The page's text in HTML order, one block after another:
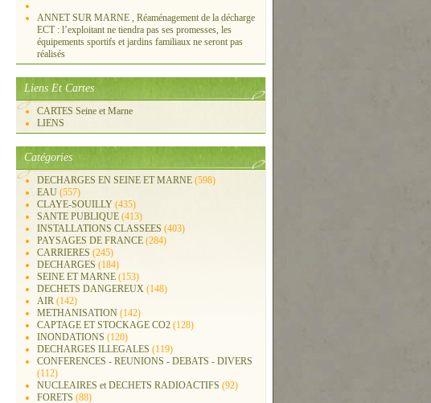
ANNET SUR MARNE , Réaménagement de la décharge
ECT : l’exploitant ne tiendra pas ses promesses, les
équipements sportifs et jardins familiaux ne seront pas
réalisés
Liens Et Cartes
CARTES Seine et Marne
LIENS
Catégories
DECHARGES EN SEINE ET MARNE (598)
EAU (557)
CLAYE-SOUILLY (435)
SANTE PUBLIQUE (413)
INSTALLATIONS CLASSEES (403)
PAYSAGES DE FRANCE (284)
CARRIERES (245)
DECHARGES (184)
SEINE ET MARNE (153)
DECHETS DANGEREUX (148)
AIR (142)
METHANISATION (142)
CAPTAGE ET STOCKAGE CO2 (128)
INONDATIONS (120)
DECHARGES ILLEGALES (119)
CONFERENCES - REUNIONS - DEBATS - DIVERS
(112)
NUCLEAIRES et DECHETS RADIOACTIFS (92)
FORETS (88)